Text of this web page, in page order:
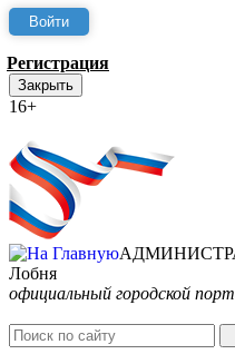
Регистрация
Закрыть
16+
Лобня
официальный городской